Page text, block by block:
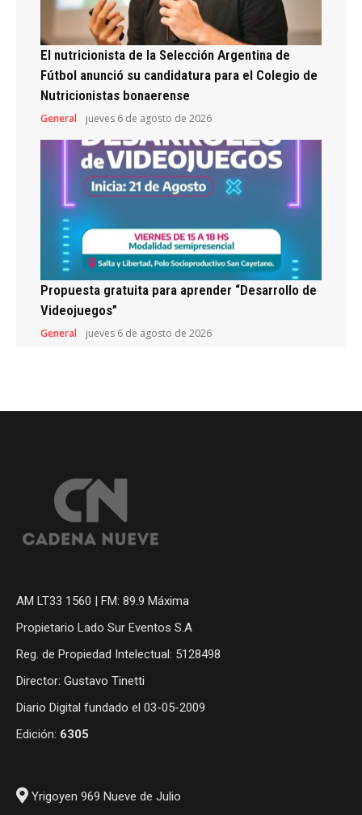
El nutricionista de la Selección Argentina de
Fútbol anunció su candidatura para el Colegio de
Nutricionistas bonaerense
General jueves 6 de agosto de 2026
Propuesta gratuita para aprender “Desarrollo de
Videojuegos”
General jueves 6 de agosto de 2026
AM LT33 1560 | FM: 89.9 Máxima
Propietario Lado Sur Eventos S.A
Reg. de Propiedad Intelectual: 5128498
Director: Gustavo Tinetti
Diario Digital fundado el 03-05-2009
Edición: 6305
Yrigoyen 969 Nueve de Julio